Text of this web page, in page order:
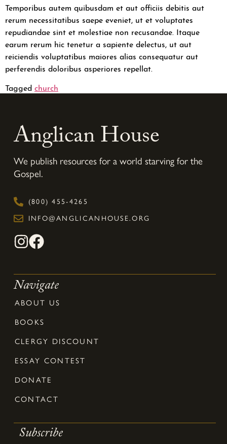
Temporibus autem quibusdam et aut officiis debitis aut
rerum necessitatibus saepe eveniet, ut et voluptates
repudiandae sint et molestiae non recusandae. Itaque
earum rerum hic tenetur a sapiente delectus, ut aut
reiciendis voluptatibus maiores alias consequatur aut
perferendis doloribus asperiores repellat.
Tagged church
Anglican House
We publish resources for a world starving for the
Gospel.
(800) 455-4265
INFO@ANGLICANHOUSE.ORG
Navigate
ABOUT US
BOOKS
CLERGY DISCOUNT
ESSAY CONTEST
DONATE
CONTACT
Subscribe